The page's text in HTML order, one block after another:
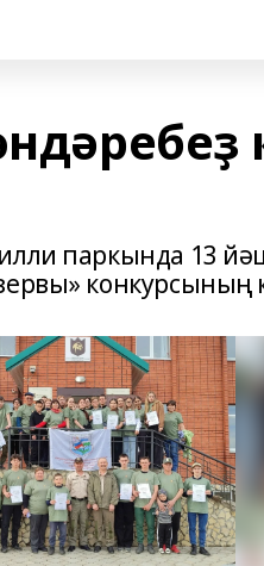
паркында 13
конкурсының